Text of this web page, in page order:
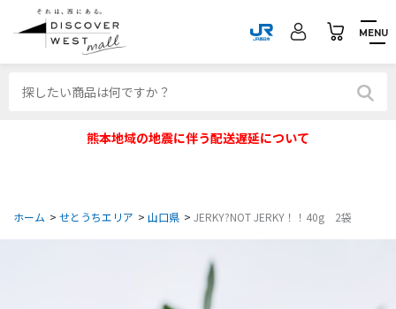
MENU
熊本地域の地震に伴う配送遅延について
ホーム > せとうちエリア > 山口県 > JERKY?NOT JERKY！！40g 2袋